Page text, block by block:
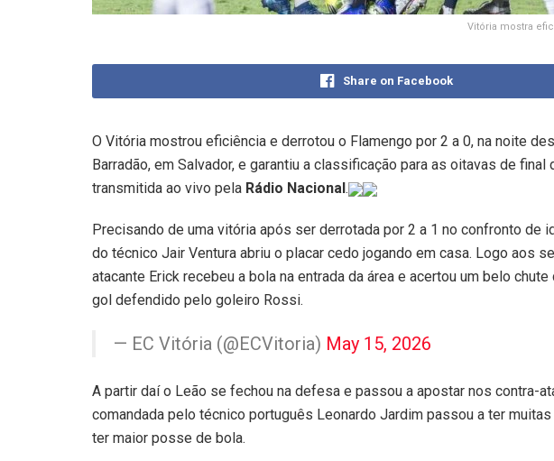
Vitória mostra
Share on Facebook
O Vitória mostrou eficiência e derrotou o Flamengo por 2 a 0, na noite
Barradão, em Salvador, e garantiu a classificação para as oitavas de
transmitida ao vivo pela Rádio Nacional.
Precisando de uma vitória após ser derrotada por 2 a 1 no confronto de
do técnico Jair Ventura abriu o placar cedo jogando em casa. Logo aos
atacante Erick recebeu a bola na entrada da área e acertou um belo
gol defendido pelo goleiro Rossi.
— EC Vitória (@ECVitoria) May 15, 2026
A partir daí o Leão se fechou na defesa e passou a apostar nos contra-
comandada pelo técnico português Leonardo Jardim passou a ter
ter maior posse de bola.